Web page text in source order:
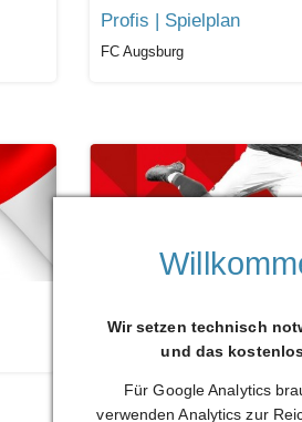
Profis | Spielplan
FC Augsburg
Wir setzen technisch
und das
Für Google Analytics
verwenden Analytics zur